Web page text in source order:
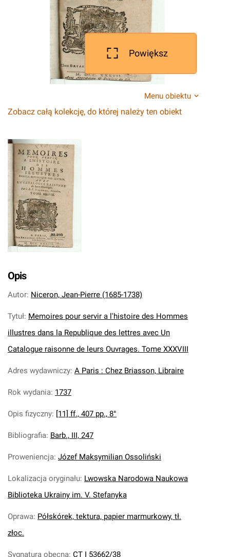
Powiększ
Menu obiektu
Zobacz całą kolekcję, do której należy ten obiekt
Opis
Autor: Niceron, Jean-Pierre (1685-1738)
Tytuł: Memoires pour servir a l'histoire des Hommes
illustres dans la Republique des lettres avec Un
Catalogue raisonne de leurs Ouvrages. Tome XXXVIII
Adres wydawniczy: A Paris : Chez Briasson, Libraire
Rok wydania: 1737
Opis fizyczny: [11] ff., 407 pp., 8°
Bibliografia: Barb., III, 247
Proweniencja: Józef Maksymilian Ossoliński
Lokalizacja oryginału: Lwowska Narodowa Naukowa
Biblioteka Ukrainy im. V. Stefanyka
Oprawa: Półskórek, tektura, papier marmurkowy, tł.
złoc.
Sygnatura obecna: CT I 53662/38